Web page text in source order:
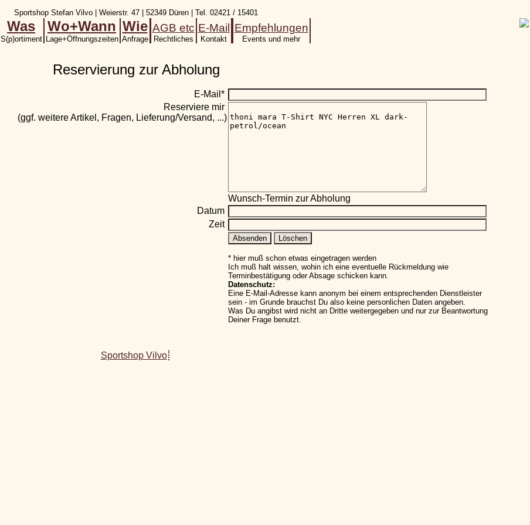
Sportshop Stefan Vilvo | Weierstr. 47 | 52349 Düren | Tel. 02421 / 15401
Was
S(p)ortiment
Wo+Wann
Lage+Öffnungszeiten
Wie
Anfrage
AGB etc
Rechtliches
E-Mail
Kontakt
Empfehlungen
Events und mehr
Reservierung zur Abholung
E-Mail*
Reserviere mir
(ggf. weitere Artikel, Fragen, Lieferung/Versand, ...)
Wunsch-Termin zur Abholung
Datum
Zeit
* hier muß schon etwas eingetragen werden
Ich muß halt wissen, wohin ich eine eventuelle Rückmeldung wie
Terminbestätigung oder Absage schicken kann.
Datenschutz:
Eine E-Mail-Adresse kann anonym bei einem entsprechenden Dienstleister
sein - im Grunde brauchst Du also keine personlichen Daten angeben.
Was Du angibst wird nicht an Dritte weitergegeben und nur zur Beantwortung
Deiner Frage benutzt.
Sportshop Vilvo